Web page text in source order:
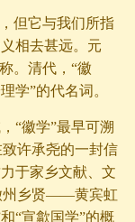
但它与我们所指
相去甚远。元
。清代，“徽
学”的代名词。
“徽学”最早可溯
许承尧的一封信
于家乡文献、文
州乡贤——黄宾虹
“宣歙国学”的概